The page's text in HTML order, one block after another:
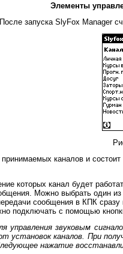
Элементы
запуска SlyFox Manager
каналов и состоит
которых канал будет
Можно выбрать один
сообщения в КПК сразу
подключать с помощью
управления звуковым
установок каналов. При
нажатие